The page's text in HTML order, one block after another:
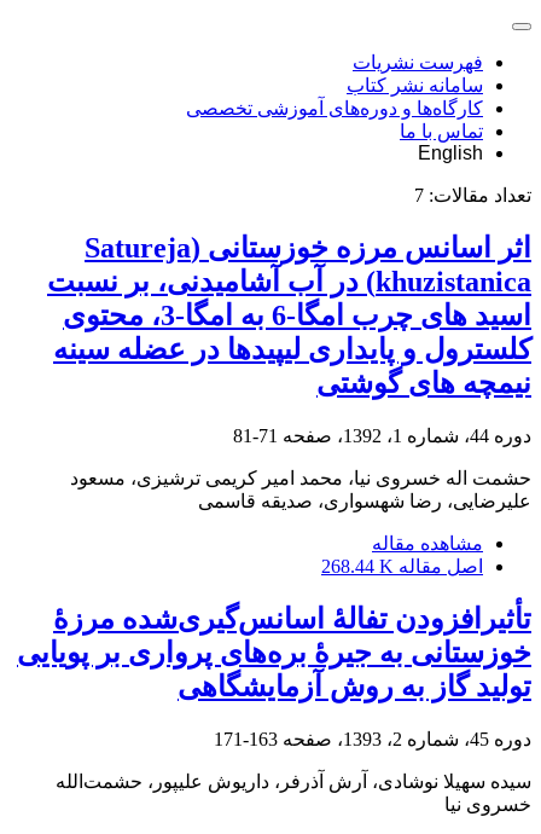
فهرست نشریات
سامانه نشر کتاب
کارگاه‌ها و دوره‌های آموزشی تخصصی
تماس با ما
English
تعداد مقالات: 7
اثر اسانس مرزه خوزستانی (Satureja
khuzistanica) در آب آشامیدنی، بر نسبت
اسید های چرب امگا-6 به امگا-3، محتوی
کلسترول و پایداری لیپیدها در عضله سینه
نیمچه های گوشتی
دوره 44، شماره 1، 1392، صفحه 71-81
حشمت اله خسروی نیا، محمد امیر کریمی ترشیزی، مسعود
علیرضایی، رضا شهسواری، صدیقه قاسمی
مشاهده مقاله
اصل مقاله 268.44 K
تأثیرافزودن تفالۀ اسانس‌گیری‌شده مرزۀ
خوزستانی به جیرۀ بره‌های پرواری بر پویایی
تولید گاز به روش آزمایشگاهی
دوره 45، شماره 2، 1393، صفحه 163-171
سیده سهیلا نوشادی، آرش آذرفر، داریوش علیپور، حشمت‌الله
خسروی نیا